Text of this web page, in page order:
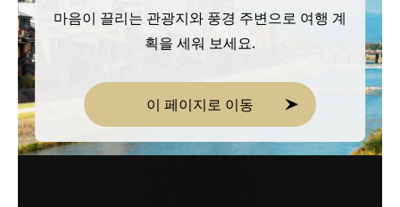
마음이 끌리는 관광지와 풍경 주변으로 여행 계
획을 세워 보세요.
이 페이지로 이동